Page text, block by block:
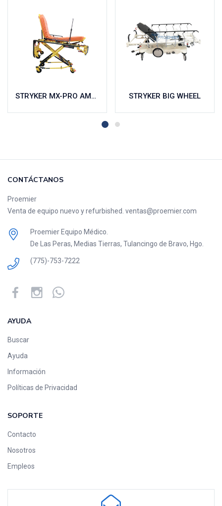
STRYKER MX-PRO AMBULANCIA STRYKER BIG WHEEL
CONTÁCTANOS
Proemier
Venta de equipo nuevo y refurbished. ventas@proemier.com
Proemier Equipo Médico.
De Las Peras, Medias Tierras, Tulancingo de Bravo, Hgo.
(775)-753-7222
AYUDA
Buscar
Ayuda
Información
Políticas de Privacidad
SOPORTE
Contacto
Nosotros
Empleos